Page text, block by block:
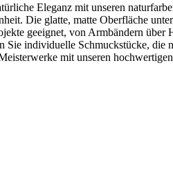
Eleganz mit unseren
Die glatte, matte Oberfläche
geeignet, von Armbändern
individuelle Schmuckstücke, die
mit unseren